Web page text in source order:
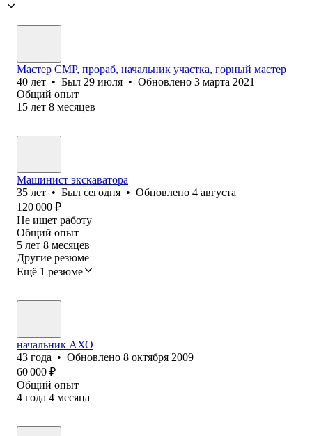
Мастер СМР, прораб, начальник участка, горный мастер
40 лет • Был 29 июля • Обновлено 3 марта 2021
Общий опыт
15 лет 8 месяцев
Машинист экскаватора
35 лет • Был сегодня • Обновлено 4 августа
120 000 ₽
Не ищет работу
Общий опыт
5 лет 8 месяцев
Другие резюме
Ещё 1 резюме
начальник АХО
43 года • Обновлено 8 октября 2009
60 000 ₽
Общий опыт
4 года 4 месяца